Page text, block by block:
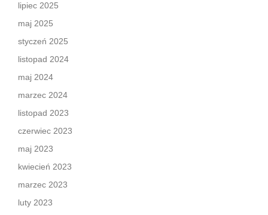
lipiec 2025
maj 2025
styczeń 2025
listopad 2024
maj 2024
marzec 2024
listopad 2023
czerwiec 2023
maj 2023
kwiecień 2023
marzec 2023
luty 2023